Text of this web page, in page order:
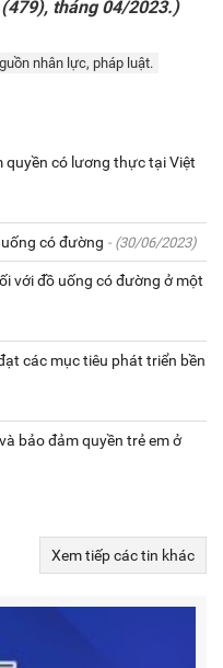
tháng 04/2023.)
nhân lực, pháp luật.
quyền có lương thực tại Việt
có đường - (30/06/2023)
với đồ uống có đường ở một
các mục tiêu phát triển bền
bảo đảm quyền trẻ em ở
Xem tiếp các tin khác